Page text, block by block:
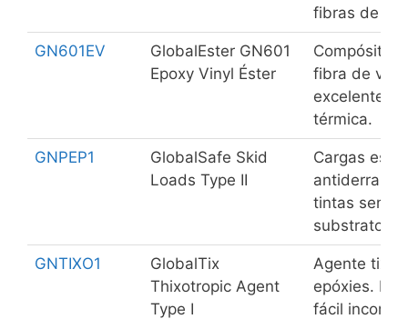
fibras de
GN601EV
GlobalEster GN601
Epoxy Vinyl Éster
Compósito
fibra de
excelente
térmica.
GNPEP1
GlobalSafe Skid
Loads Type II
Cargas
tintas sem
substrato.
GNTIXO1
GlobalTix
Thixotropic Agent
Type I
Agente
epóxies.
fácil